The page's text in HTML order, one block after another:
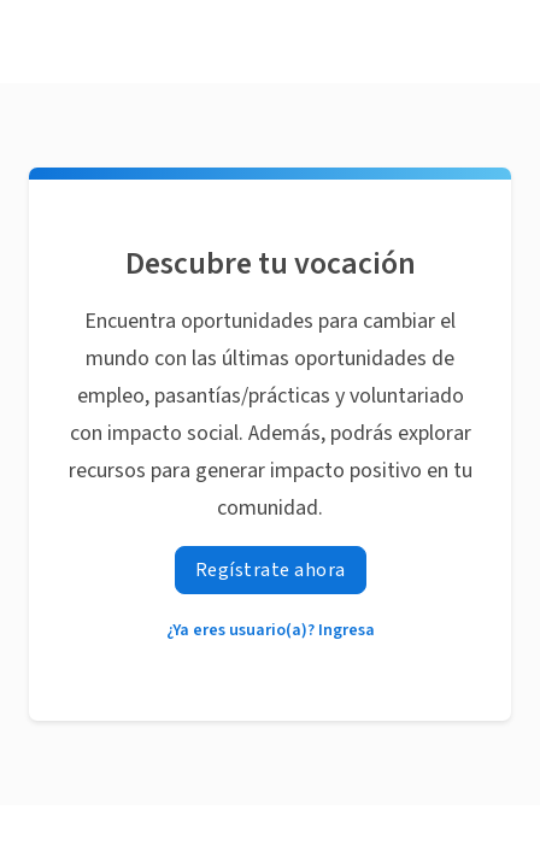
Descubre tu vocación
Encuentra oportunidades para cambiar el
mundo con las últimas oportunidades de
empleo, pasantías/prácticas y voluntariado
con impacto social. Además, podrás explorar
recursos para generar impacto positivo en tu
comunidad.
Regístrate ahora
¿Ya eres usuario(a)? Ingresa